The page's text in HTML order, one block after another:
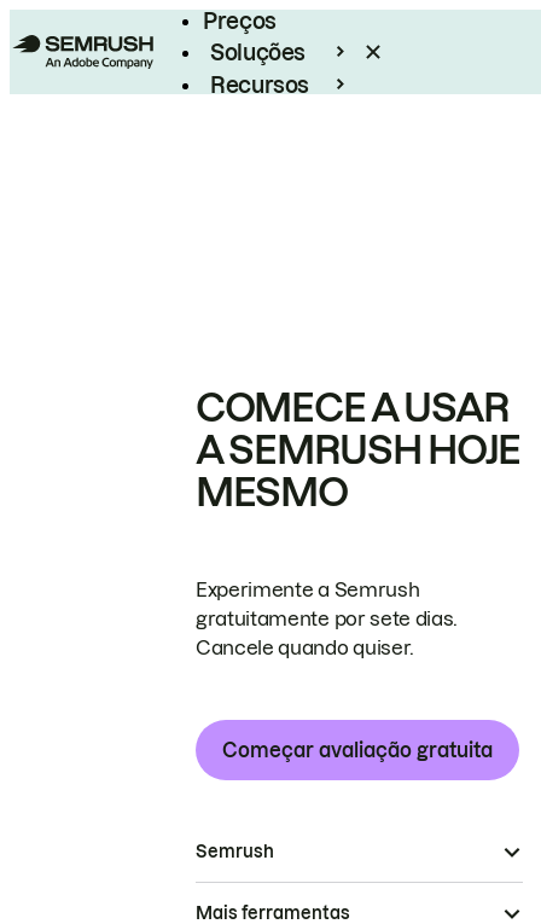
Preços
Soluções
Recursos
COMECE A USAR
A SEMRUSH HOJE
MESMO
Experimente a Semrush
gratuitamente por sete dias.
Cancele quando quiser.
Começar avaliação gratuita
Semrush
Mais ferramentas